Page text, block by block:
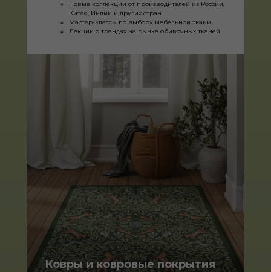
Новые коллекции от производителей из России,
Китая, Индии и других стран
Мастер-классы по выбору мебельной ткани
Лекции о трендах на рынке обивочных тканей
Ковры и ковровые покрытия